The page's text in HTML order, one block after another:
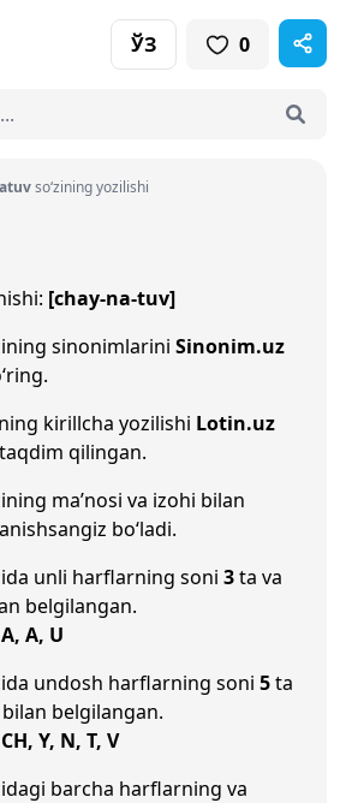
ЎЗ 0
so‘zining yozilishi
[chay-na-tuv]
sinonimlarini Sinonim.uz
kirillcha yozilishi Lotin.uz
qilingan.
ma’nosi va izohi bilan
bo‘ladi.
unli harflarning soni 3ta va
belgilangan.
A, A, U
undosh harflarning soni 5ta
belgilangan.
CH, Y, N, T, V
barcha harflarning va